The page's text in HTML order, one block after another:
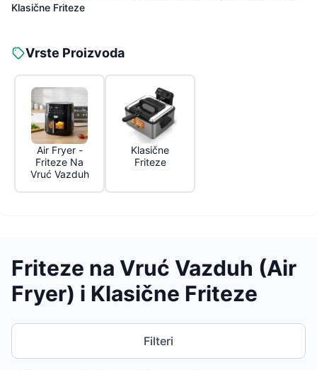
Klasične Friteze
Vrste Proizvoda
Air Fryer -
Friteze Na
Vruć Vazduh
Klasične
Friteze
Friteze na Vruć Vazduh (Air
Fryer) i Klasične Friteze
Filteri